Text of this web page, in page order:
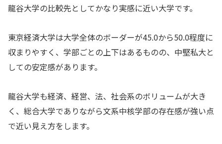
龍谷大学の比較先としてかなり実感に近い大学です。
東京経済大学は大学全体のボーダーが45.0から50.0程度に
収まりやすく、学部ごとの上下はあるものの、中堅私大と
しての安定感があります。
龍谷大学も経済、経営、法、社会系のボリュームが大き
く、総合大学でありながら文系中核学部の存在感が強い点
で近い見え方をします。